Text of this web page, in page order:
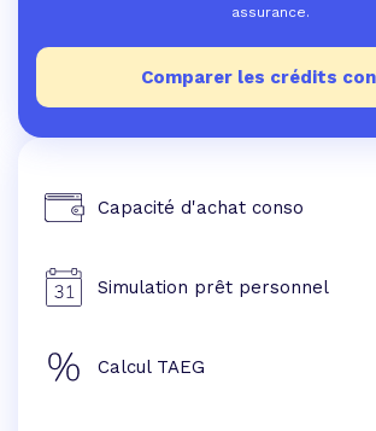
assurance.
Comparer les crédits
Capacité d'achat conso
Simulation prêt personnel
Calcul TAEG